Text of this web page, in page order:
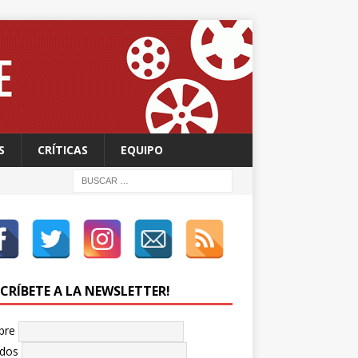
CRÍTICAS EQUIPO
A LA NEWSLETTER!